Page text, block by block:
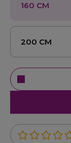
160 CM
200 CM